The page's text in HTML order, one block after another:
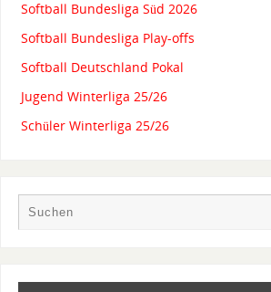
Softball Bundesliga Süd 2026
Softball Bundesliga Play-offs
Softball Deutschland Pokal
Jugend Winterliga 25/26
Schüler Winterliga 25/26